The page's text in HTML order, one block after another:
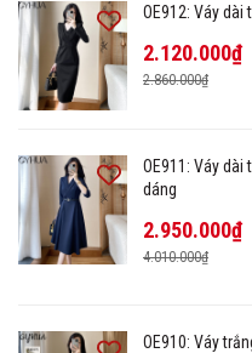
OE912: Váy
2.120.000₫
2.860.000₫
OE911: Váy
dáng
2.950.000₫
4.010.000₫
OE910: Váy